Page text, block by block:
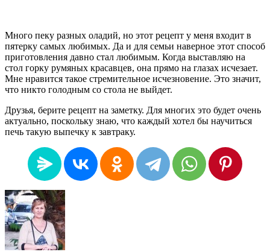
Много пеку разных оладий, но этот рецепт у меня входит в
пятерку самых любимых. Да и для семьи наверное этот способ
приготовления давно стал любимым. Когда выставляю на
стол горку румяных красавцев, она прямо на глазах исчезает.
Мне нравится такое стремительное исчезновение. Это значит,
что никто голодным со стола не выйдет.
Друзья, берите рецепт на заметку. Для многих это будет очень
актуально, поскольку знаю, что каждый хотел бы научиться
печь такую выпечку к завтраку.